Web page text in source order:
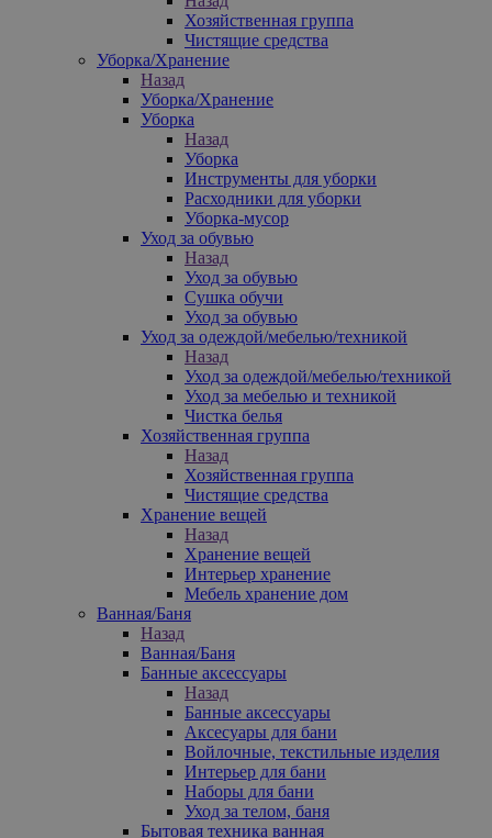
Хозяйственная группа
Чистящие средства
Уборка/Хранение
Назад
Уборка/Хранение
Уборка
Назад
Уборка
Инструменты для уборки
Расходники для уборки
Уборка-мусор
Уход за обувью
Назад
Уход за обувью
Сушка обучи
Уход за обувью
Уход за одеждой/мебелью/техникой
Назад
Уход за одеждой/мебелью/техникой
Уход за мебелью и техникой
Чистка белья
Хозяйственная группа
Назад
Хозяйственная группа
Чистящие средства
Хранение вещей
Назад
Хранение вещей
Интерьер хранение
Мебель хранение дом
Ванная/Баня
Назад
Ванная/Баня
Банные аксессуары
Назад
Банные аксессуары
Аксесуары для бани
Войлочные, текстильные изделия
Интерьер для бани
Наборы для бани
Уход за телом, баня
Бытовая техника ванная